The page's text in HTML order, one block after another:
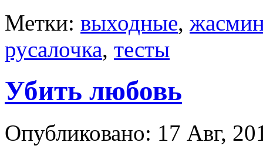
Метки: выходные,
русалочка, тесты
Убить любовь
Опубликовано: 17 Авг,